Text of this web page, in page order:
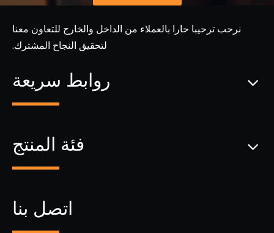
نرحب ترحيبا حارا بالعملاء من الداخل والخارج للتعاون معنا
لتحقيق النجاح المشترك.
روابط سريعة
فئة المنتج
اتصل بنا